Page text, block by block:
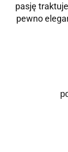
pasję
pewno